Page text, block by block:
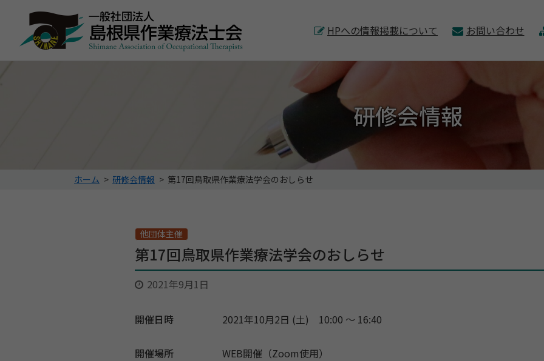
HPへの情報掲載について
お問い合わせ
研修会情報
こ
ホーム > 研修会情報 > 第17回鳥取県作業療法学会のおしらせ
他団体主催
第17回鳥取県作業療法学会のおしらせ
2021年9月1日
開催日時 2021年10月2日 (土) 10:00 〜 16:40
開催場所 WEB開催（Zoom使用）